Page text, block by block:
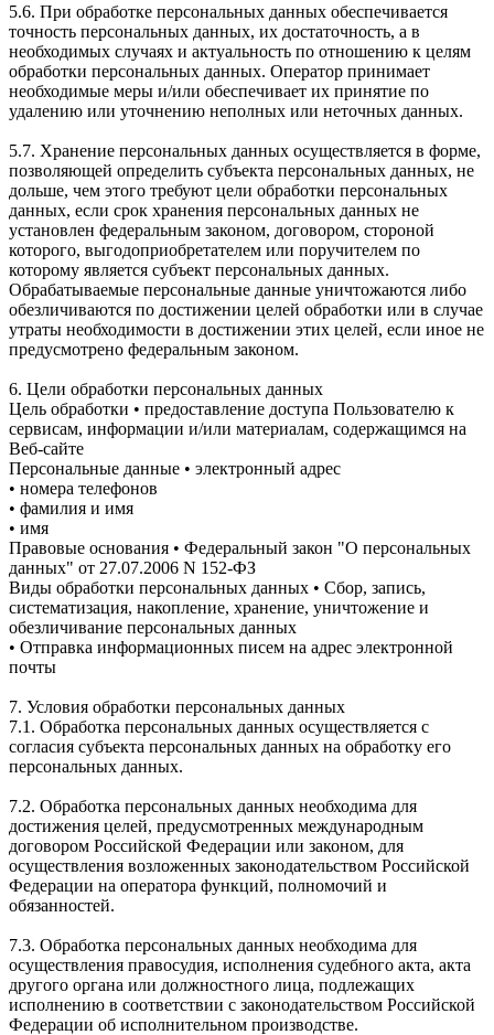
5.6. При обработке персональных данных обеспечивается
точность персональных данных, их достаточность, а в
необходимых случаях и актуальность по отношению к целям
обработки персональных данных. Оператор принимает
необходимые меры и/или обеспечивает их принятие по
удалению или уточнению неполных или неточных данных.
5.7. Хранение персональных данных осуществляется в форме,
позволяющей определить субъекта персональных данных, не
дольше, чем этого требуют цели обработки персональных
данных, если срок хранения персональных данных не
установлен федеральным законом, договором, стороной
которого, выгодоприобретателем или поручителем по
которому является субъект персональных данных.
Обрабатываемые персональные данные уничтожаются либо
обезличиваются по достижении целей обработки или в случае
утраты необходимости в достижении этих целей, если иное не
предусмотрено федеральным законом.
6. Цели обработки персональных данных
Цель обработки • предоставление доступа Пользователю к
сервисам, информации и/или материалам, содержащимся на
Веб-сайте
Персональные данные • электронный адрес
• номера телефонов
• фамилия и имя
• имя
Правовые основания • Федеральный закон "О персональных
данных" от 27.07.2006 N 152-ФЗ
Виды обработки персональных данных • Сбор, запись,
систематизация, накопление, хранение, уничтожение и
обезличивание персональных данных
• Отправка информационных писем на адрес электронной
почты
7. Условия обработки персональных данных
7.1. Обработка персональных данных осуществляется с
согласия субъекта персональных данных на обработку его
персональных данных.
7.2. Обработка персональных данных необходима для
достижения целей, предусмотренных международным
договором Российской Федерации или законом, для
осуществления возложенных законодательством Российской
Федерации на оператора функций, полномочий и
обязанностей.
7.3. Обработка персональных данных необходима для
осуществления правосудия, исполнения судебного акта, акта
другого органа или должностного лица, подлежащих
исполнению в соответствии с законодательством Российской
Федерации об исполнительном производстве.